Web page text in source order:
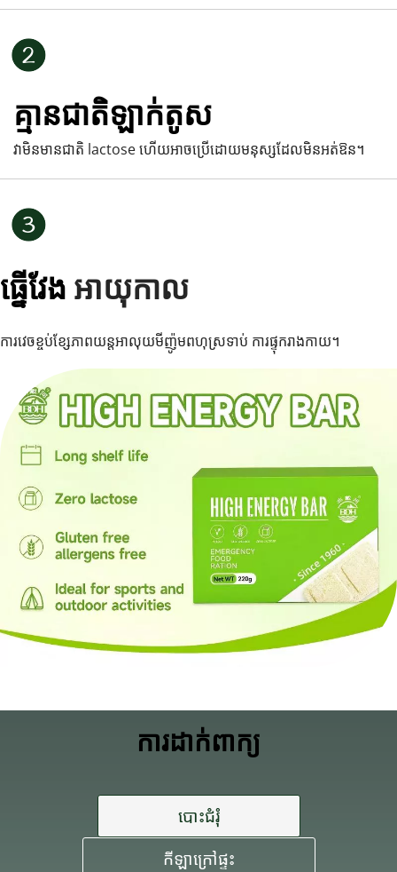
គ្មានជាតិឡាក់តូស
វាមិនមានជាតិ lactose ហើយអាចប្រើដោយមនុស្សដែលមិនអត់ឱន។
ធ្នើវែង អាយុកាល
ការវេចខ្ចប់ខ្សែភាពយន្តអាលុយមីញ៉ូមពហុស្រទាប់ ការផ្ទុករាងកាយ។
ការដាក់ពាក្យ
បោះជំរុំ
កីឡាក្រៅផ្ទះ